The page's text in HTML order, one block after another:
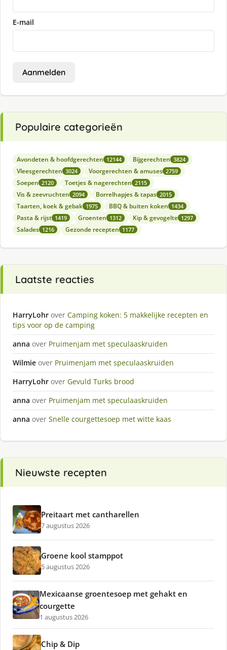
E-mail
Aanmelden
Populaire categorieën
Avondeten & hoofdgerechten 12144 Bijgerechten 3824
Vleesgerechten 3024 Voorgerechten & amuses 2759
Soepen 2120 Toetjes & nagerechten 2115
Vis & zeevruchten 2094 Borrelhapjes & tapas 2015
Taarten, koek & gebak 1975 BBQ & buiten koken 1434
Pasta & rijst 1419 Groenten 1312 Kip & gevogelte 1297
Salades 1216 Gezonde recepten 1177
Laatste reacties
HarryLohr over Camping koken: 5 makkelijke recepten en
tips voor op de camping
anna over Pruimenjam met speculaaskruiden
Wilmie over Pruimenjam met speculaaskruiden
HarryLohr over Gevuld Turks brood
anna over Pruimenjam met speculaaskruiden
anna over Snelle courgettesoep met witte kaas
Nieuwste recepten
Preitaart met cantharellen
7 augustus 2026
Groene kool stamppot
5 augustus 2026
Mexicaanse groentesoep met gehakt en
courgette
1 augustus 2026
Chip & Dip